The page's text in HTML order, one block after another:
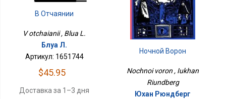
В Отчаянии
V otchaianii , Blua L.
Блуа Л.
Артикул: 1651744
$45.95
Доставка за 1–3 дня
Ночной Ворон
Nochnoi voron , Iukhan
Riundberg
Юхан Рюндберг